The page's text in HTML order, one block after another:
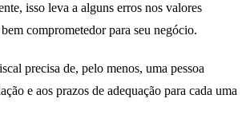
isso leva a alguns erros nos valores
comprometedor para seu negócio.
precisa de, pelo menos, uma pessoa
e aos prazos de adequação para cada uma